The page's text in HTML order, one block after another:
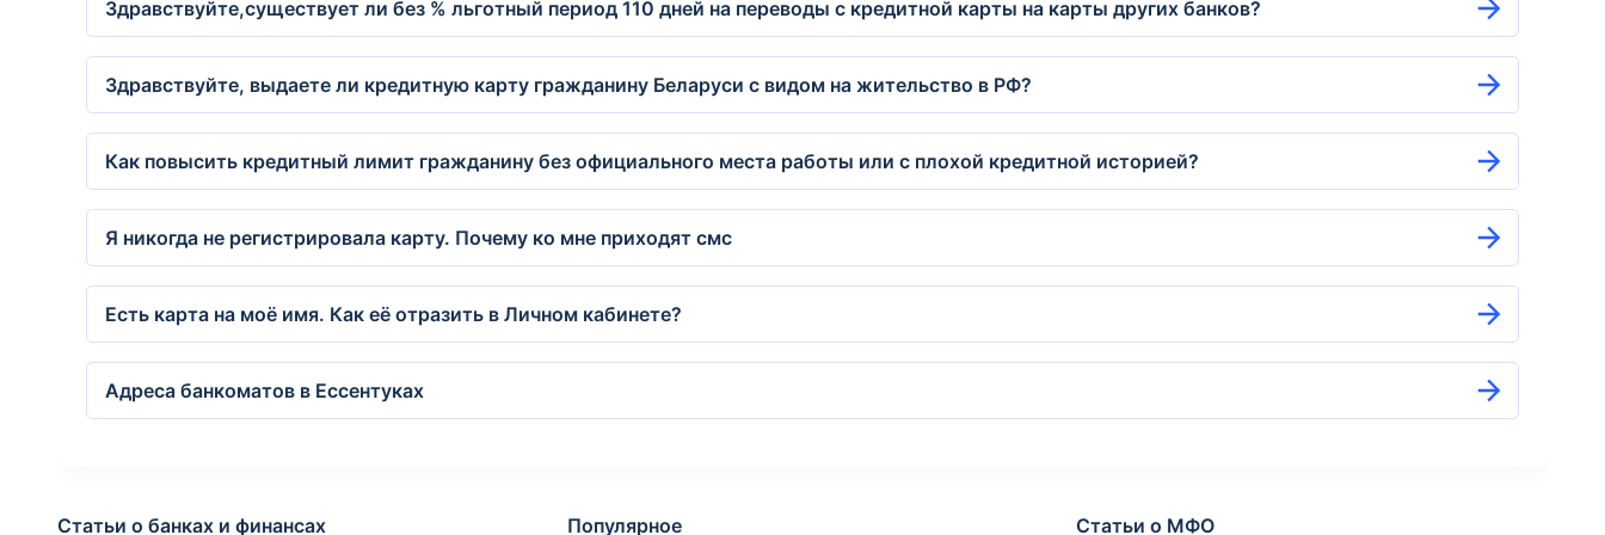
Здравствуйте,существует ли без % льготный период 110 дней на переводы с кредитной карты на карты других банков?
Здравствуйте, выдаете ли кредитную карту гражданину Беларуси с видом на жительство в РФ?
Как повысить кредитный лимит гражданину без официального места работы или с плохой кредитной историей?
Я никогда не регистрировала карту. Почему ко мне приходят смс
Есть карта на моё имя. Как её отразить в Личном кабинете?
Адреса банкоматов в Ессентуках
Статьи о банках и финансах Популярное Статьи о МФО